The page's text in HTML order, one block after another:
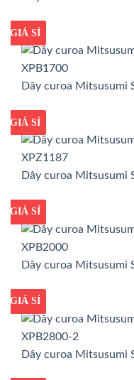
GIÁ TỐT
GIÁ SỈ
Dây curoa Mitsusumi
GIÁ TỐT
GIÁ SỈ
Dây curoa Mitsusumi
GIÁ TỐT
GIÁ SỈ
Dây curoa Mitsusumi
GIÁ TỐT
GIÁ SỈ
Dây curoa Mitsusumi